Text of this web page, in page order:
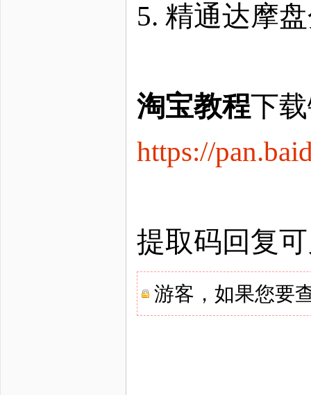
5. 精通达摩
淘宝教程下
https://
提取码回复
游客，如果您要